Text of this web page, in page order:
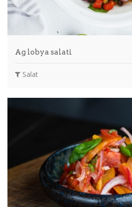
Ag lobya salati
Salat